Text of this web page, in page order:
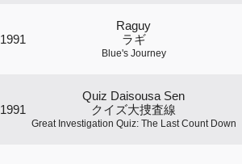
1991
Raguy
ラギ
Blue's Journey
1991
Quiz Daisousa Sen
クイズ大捜査線
Great Investigation Quiz: The Last Count Down